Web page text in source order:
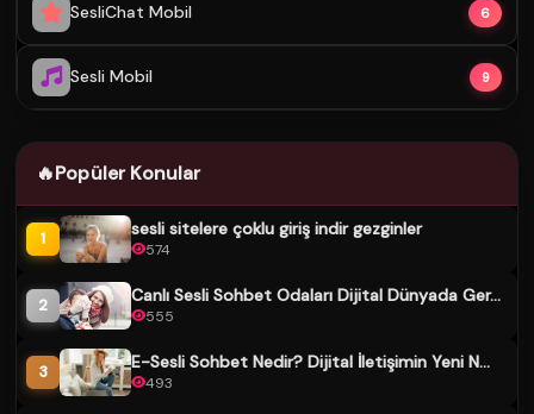
SesliChat Mobil 6
Sesli Mobil 9
🔥Popüler Konular
1 sesli sitelere çoklu giriş indir gezginler
574
2 Canlı Sesli Sohbet Odaları Dijital Dünyada Ger...
555
3 E-Sesli Sohbet Nedir? Dijital İletişimin Yeni N...
493